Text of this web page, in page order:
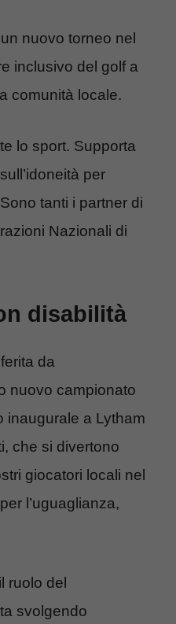
nuovo torneo nel
inclusivo del golf a
comunità locale.
lo sport. Supporta
per
tanti i partner di
Nazionali di
disabilità
da
nuovo campionato
inaugurale a Lytham
che si divertono
giocatori locali nel
l’uguaglianza,
ruolo del
svolgendo